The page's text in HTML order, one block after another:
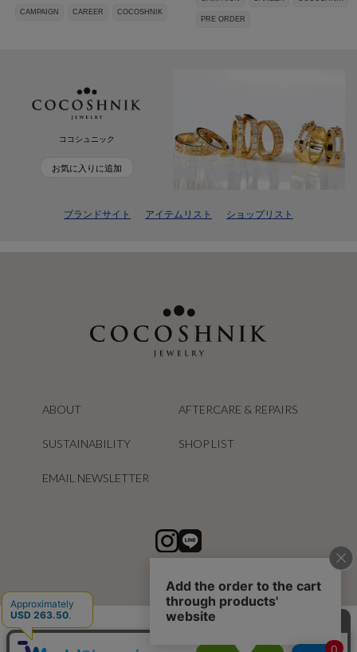
CAMPAIGN CAREER COCOSHNIK
PRE ORDER
ココシュニック
お気に入りに追加
ブランドサイト アイテムリスト ショップリスト
ABOUT AFTERCARE & REPAIRS
SUSTAINABILITY SHOP LIST
EMAIL NEWSLETTER